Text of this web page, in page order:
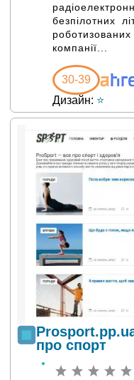
безпілотних
компанії...
30-39
Дизайн: ⭐
про спорт